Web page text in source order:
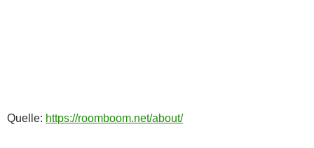
Quelle: https://roomboom.net/about/